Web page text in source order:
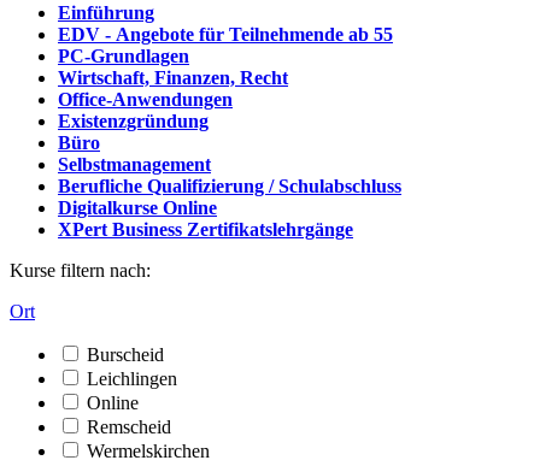
Einführung
EDV - Angebote für Teilnehmende ab 55
PC-Grundlagen
Wirtschaft, Finanzen, Recht
Office-Anwendungen
Existenzgründung
Büro
Selbstmanagement
Berufliche Qualifizierung / Schulabschluss
Digitalkurse Online
XPert Business Zertifikatslehrgänge
Kurse filtern nach:
Ort
Burscheid
Leichlingen
Online
Remscheid
Wermelskirchen